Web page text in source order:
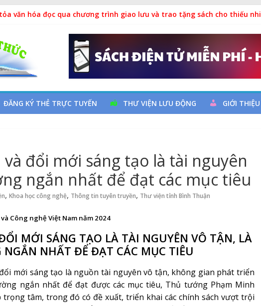
Cẩu Thả
văn hóa đọc qua chương trình giao lưu và trao tặng sách cho thiếu nhi
đề sách: “Uống nước nhớ nguồn”
tố nguy cơ đột quỵ não và dự phòng
ĐĂNG KÝ THẺ TRỰC TUYẾN THƯ VIỆN LƯU ĐỘNG GIỚI THIỆU
đổi mới sáng tạo là tài nguyên
ngắn nhất để đạt các mục tiêu
, Khoa học công nghệ, Thông tin tuyên truyền, Thư viện tỉnh Bình Thuận
Công nghệ Việt Nam năm 2024
MỚI SÁNG TẠO LÀ TÀI NGUYÊN VÔ TẬN, LÀ
NHẤT ĐỂ ĐẠT CÁC MỤC TIÊU
mới sáng tạo là nguồn tài nguyên vô tận, không gian phát triển
ngắn nhất để đạt được các mục tiêu, Thủ tướng Phạm Minh
tâm, trong đó có đề xuất, triển khai các chính sách vượt trội